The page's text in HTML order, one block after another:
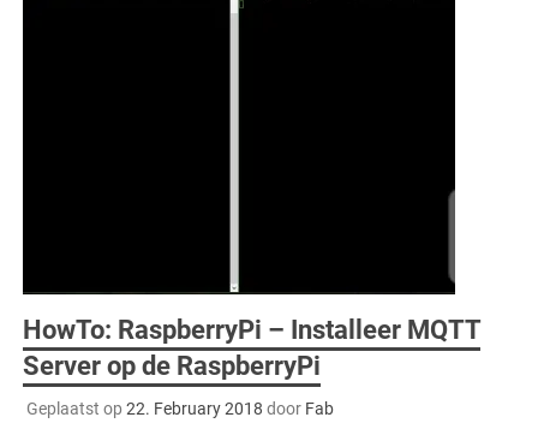
HowTo: RaspberryPi – Installeer MQTT
Server op de RaspberryPi
Geplaatst op 22. February 2018 door Fab